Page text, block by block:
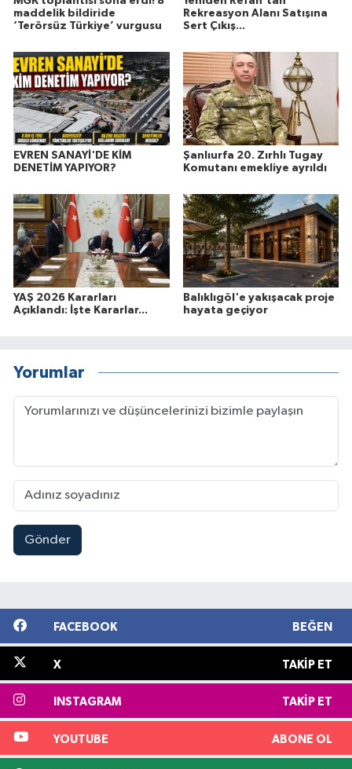
maddelik bildiride
‘Terörsüz Türkiye’ vurgusu
Rekreasyon Alanı Satışına
Sert Çıkış...
EVREN SANAYİ'DE KİM
DENETİM YAPIYOR?
Şanlıurfa 20. Zırhlı Tugay
Komutanı emekliye ayrıldı
YAŞ 2026 Kararları
Açıklandı: İşte Kararlar...
Balıklıgöl'e yakışacak proje
hayata geçiyor
Yorumlar
Gönder
FACEBOOK BEĞEN
X TAKIP ET
INSTAGRAM TAKIP ET
YOUTUBE ABONE OL